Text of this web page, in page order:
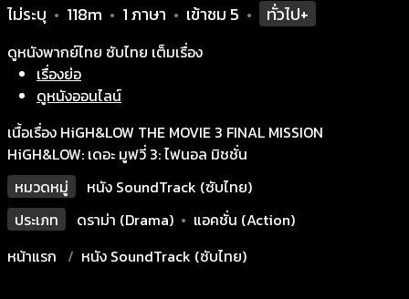
ไม่ระบุ • 118m • 1 ภาษา • เข้าชม 5 • ทั่วไป+
ดูหนังพากย์ไทย ซับไทย เต็มเรื่อง
เรื่องย่อ
ดูหนังออนไลน์
เนื้อเรื่อง HiGH&LOW THE MOVIE 3 FINAL MISSION
HiGH&LOW: เดอะ มูฟวี่ 3: ไฟนอล มิชชั่น
หมวดหมู่
หนัง SoundTrack (ซับไทย)
ประเภท
ดราม่า (Drama) • แอคชั่น (Action)
หน้าแรก
หนัง SoundTrack (ซับไทย)